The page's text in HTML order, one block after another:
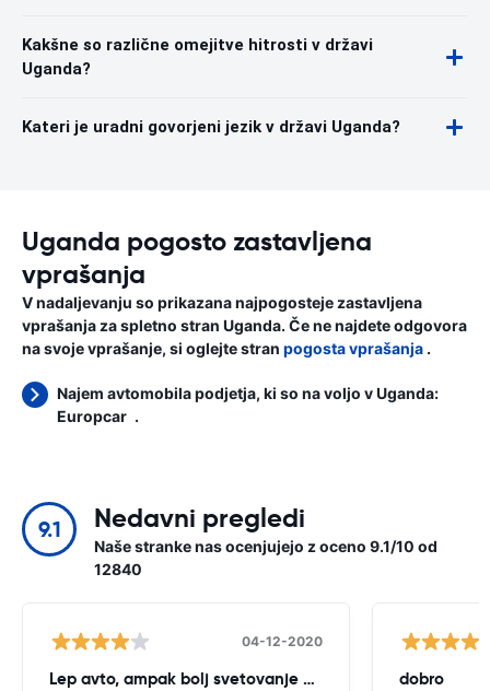
Kakšne so različne omejitve hitrosti v državi
Uganda?
Kateri je uradni govorjeni jezik v državi Uganda?
Uganda pogosto zastavljena
vprašanja
V nadaljevanju so prikazana najpogosteje zastavljena
vprašanja za spletno stran Uganda. Če ne najdete odgovora
na svoje vprašanje, si oglejte stran pogosta vprašanja .
Najem avtomobila podjetja, ki so na voljo v Uganda:
Europcar .
9.1 Nedavni pregledi
Naše stranke nas ocenjujejo z oceno 9.1/10 od
12840
04-12-2020
Lep avto, ampak bolj svetovanje potrebno dobro